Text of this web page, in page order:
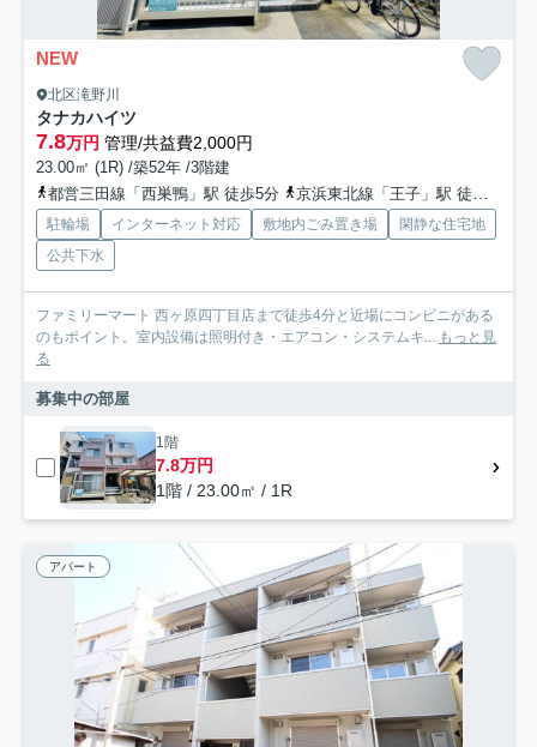
NEW
北区滝野川
タナカハイツ
7.8万円 管理/共益費2,000円
23.00㎡ (1R) /築52年 /3階建
都営三田線「西巣鴨」駅 徒歩5分
京浜東北線「王子」駅 徒歩14分
駐輪場 インターネット対応 敷地内ごみ置き場
閑静な住宅地
公共下水
ファミリーマート 西ヶ原四丁目店まで徒歩4分と近場にコンビニがある
のもポイント。室内設備は照明付き・エアコン・システムキ... もっと見
る
募集中の部屋
1階
7.8万円
1階 / 23.00㎡ / 1R
アパート